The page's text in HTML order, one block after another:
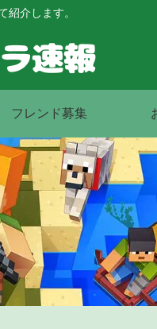
紹介します。
フレンド募集